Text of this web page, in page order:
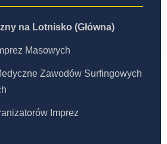
na Lotnisko (Główna)
Masowych
Zawodów Surfingowych
Imprez